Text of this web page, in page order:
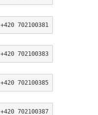
+420 702100381
+420 702100383
+420 702100385
+420 702100387